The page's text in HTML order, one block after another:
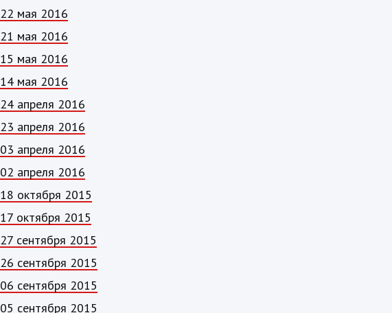
22 мая 2016
21 мая 2016
15 мая 2016
14 мая 2016
24 апреля 2016
23 апреля 2016
03 апреля 2016
02 апреля 2016
18 октября 2015
17 октября 2015
27 сентября 2015
26 сентября 2015
06 сентября 2015
05 сентября 2015